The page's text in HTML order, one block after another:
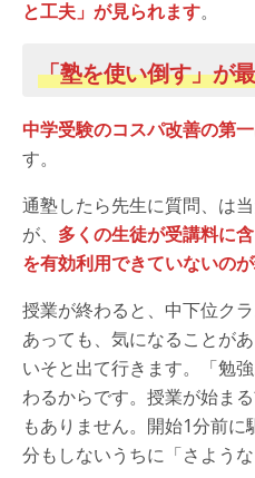
と工夫」が見られます。
「塾を使い倒す」が
中学受験のコスパ改善の第
す。
通塾したら先生に質問、は
が、 多くの生徒が受講料に
を有効利用できていないの
授業が終わると、中下位ク
あっても、気になることが
いそと出て行きます。「勉
わるからです。授業が始ま
もありません。開始1分前
分もしないうちに「さような